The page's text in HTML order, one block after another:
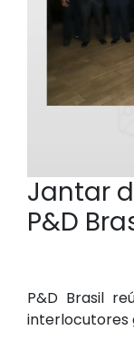
Jantar
P&D
P&D Brasil
interlocutores